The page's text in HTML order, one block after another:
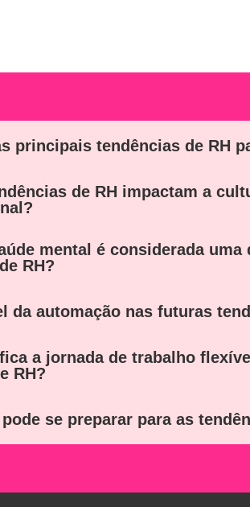
principais tendências de RH
de RH impactam a
mental é considerada uma
RH?
da automação nas futuras
a jornada de trabalho
RH?
se preparar para as